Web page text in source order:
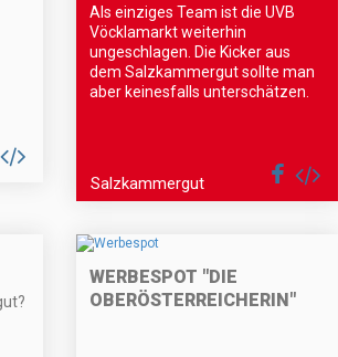
Als einziges Team ist die UVB
Vöcklamarkt weiterhin
ungeschlagen. Die Kicker aus
dem Salzkammergut sollte man
aber keinesfalls unterschätzen.
Salzkammergut
WERBESPOT "DIE
OBERÖSTERREICHERIN"